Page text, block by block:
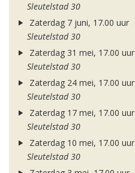
Sleutelstad 30
Zaterdag 7 juni, 17.00 uur
Sleutelstad 30
Zaterdag 31 mei, 17.00 uur
Sleutelstad 30
Zaterdag 24 mei, 17.00 uur
Sleutelstad 30
Zaterdag 17 mei, 17.00 uur
Sleutelstad 30
Zaterdag 10 mei, 17.00 uur
Sleutelstad 30